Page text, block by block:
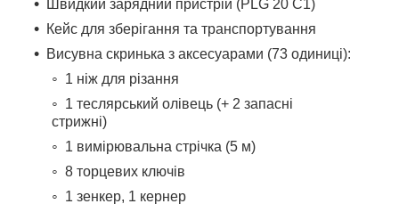
Швидкий зарядний пристрій (PLG 20 C1)
Кейс для зберігання та транспортування
Висувна скринька з аксесуарами (73 одиниці):
1 ніж для різання
1 теслярський олівець (+ 2 запасні
стрижні)
1 вимірювальна стрічка (5 м)
8 торцевих ключів
1 зенкер, 1 кернер